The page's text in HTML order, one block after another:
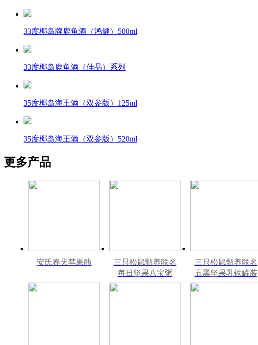
33度椰岛牌鹿龟酒（鸿健）500ml
33度椰岛鹿龟酒（佳品）系列
35度椰岛海王酒（双参版）125ml
35度椰岛海王酒（双参版）520ml
更多产品
安氏春天苹果醋
三只松鼠甄养联名
每日坚果八宝粥
330g*12罐礼盒装
三只松鼠甄养联名
五黑坚果乳铁罐装
240ml*20罐彩箱装